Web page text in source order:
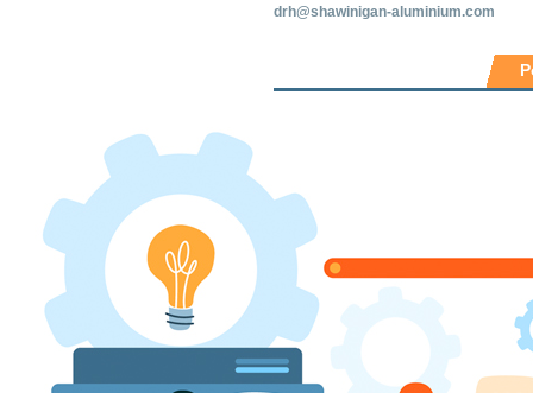
drh@shawinigan-aluminium.com